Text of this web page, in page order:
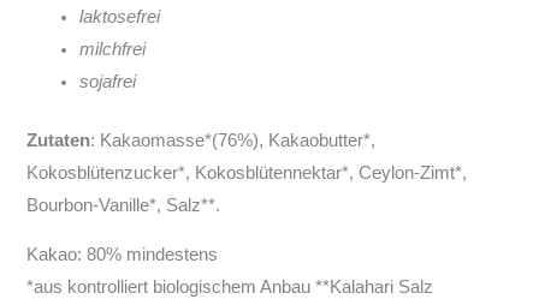
laktosefrei
milchfrei
sojafrei
Zutaten: Kakaomasse*(76%), Kakaobutter*,
Kokosblütenzucker*, Kokosblütennektar*, Ceylon-Zimt*,
Bourbon-Vanille*, Salz**.
Kakao: 80% mindestens
*aus kontrolliert biologischem Anbau **Kalahari Salz